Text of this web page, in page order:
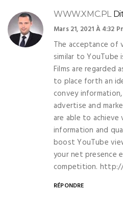
WWW.XMC.PL
Mars 21, 2021 À 4:32
The acceptance of
similar to YouTube
Films are regarded
to place forth an
convey
advertise and
are able to
information and
boost YouTube
your net presence
competition. http://
RÉPONDRE